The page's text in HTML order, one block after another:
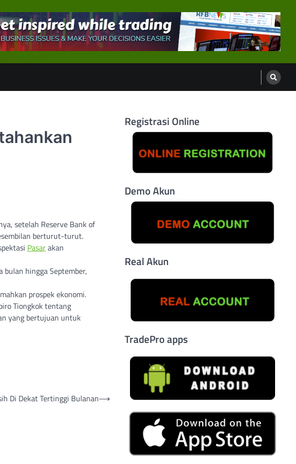
setelah Reserve Bank of
berturut-turut.
Pasarakan
hingga September,
prospek ekonomi.
Tiongkok tentang
yang bertujuan untuk
Di Dekat Tertinggi Bulanan⟶
Registrasi Online
Demo Akun
Real Akun
TradePro apps